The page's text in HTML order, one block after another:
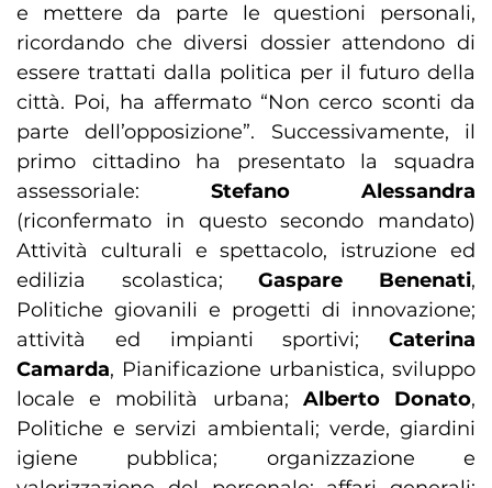
e mettere da parte le questioni personali,
ricordando che diversi dossier attendono di
essere trattati dalla politica per il futuro della
città. Poi, ha affermato “Non cerco sconti da
parte dell’opposizione”. Successivamente, il
primo cittadino ha presentato la squadra
assessoriale: Stefano Alessandra
(riconfermato in questo secondo mandato)
Attività culturali e spettacolo, istruzione ed
edilizia scolastica;Gaspare Benenati,
Politiche giovanili e progetti di innovazione;
attività ed impianti sportivi; Caterina
Camarda, Pianificazione urbanistica, sviluppo
locale e mobilità urbana; Alberto Donato,
Politiche e servizi ambientali; verde, giardini
igiene pubblica; organizzazione e